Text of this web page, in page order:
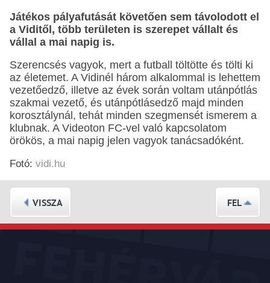
Játékos pályafutását követően sem távolodott el
a Viditől, több területen is szerepet vállalt és
vállal a mai napig is.
Szerencsés vagyok, mert a futball töltötte és tölti ki
az életemet. A Vidinél három alkalommal is lehettem
vezetőedző, illetve az évek során voltam utánpótlás
szakmai vezető, és utánpótlásedző majd minden
korosztálynál, tehát minden szegmensét ismerem a
klubnak. A Videoton FC-vel való kapcsolatom
örökös, a mai napig jelen vagyok tanácsadóként.
Fotó: vidi.hu
VISSZA FEL